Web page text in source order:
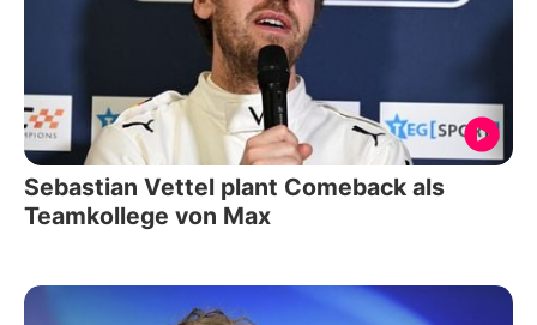
Sebastian Vettel plant Comeback als
Teamkollege von Max